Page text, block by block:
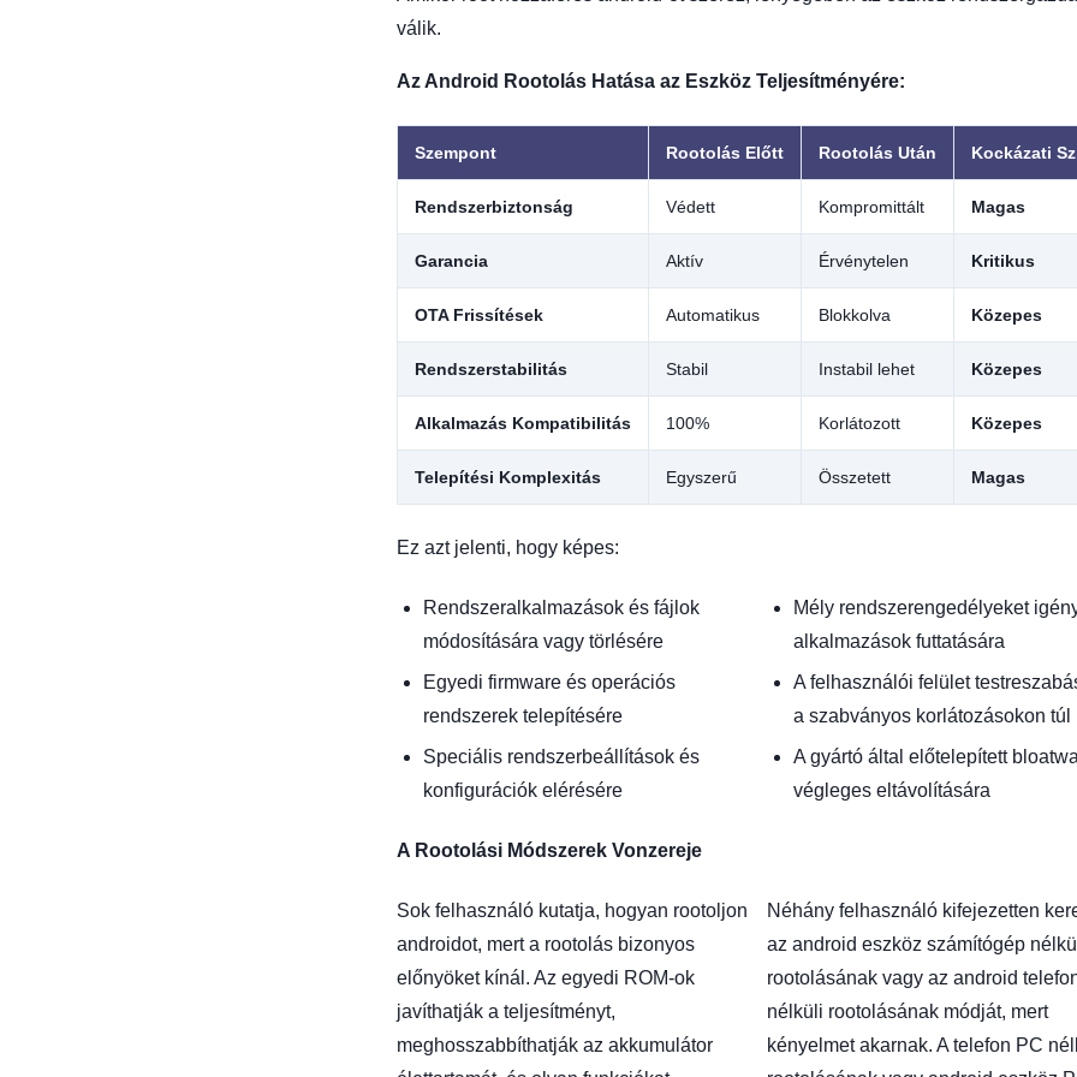
válik.
Az Android Rootolás Hatása az Eszköz Teljesítményére:
Szempont Rootolás Előtt Rootolás Után Kockázati
Rendszerbiztonság Védett Kompromittált Magas
Garancia Aktív Érvénytelen Kritikus
OTA Frissítések Automatikus Blokkolva Közepes
Rendszerstabilitás Stabil Instabil lehet Közepes
Alkalmazás Kompatibilitás 100% Korlátozott Közepes
Telepítési Komplexitás Egyszerű Összetett Magas
Ez azt jelenti, hogy képes:
Rendszeralkalmazások és fájlok
módosítására vagy törlésére
Egyedi firmware és operációs
rendszerek telepítésére
Speciális rendszerbeállítások és
konfigurációk elérésére
Mély rendszerengedélyeket
alkalmazások futtatására
A felhasználói felület
a szabványos korlátozásokon túl
A gyártó által előtelepített
végleges eltávolítására
A Rootolási Módszerek Vonzereje
Sok felhasználó kutatja, hogyan rootoljon
androidot, mert a rootolás bizonyos
előnyöket kínál. Az egyedi ROM-ok
javíthatják a teljesítményt,
meghosszabbíthatják az akkumulátor
Néhány felhasználó kifejezetten
az android eszköz számítógép
rootolásának vagy az android
nélküli rootolásának módját, mert
kényelmet akarnak. A telefon PC